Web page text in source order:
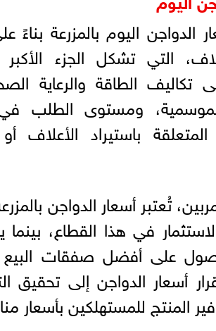
الدواجن اليوم بالمزرعة بناءً
التي تشكل الجزء
تكاليف الطاقة والرعاية
ومستوى الطلب
المتعلقة باستيراد
تُعتبر أسعار الدواجن
في هذا القطاع، بينما
على أفضل صفقات البيع
أسعار الدواجن إلى تحقيق
المنتج للمستهلكين بأسعار